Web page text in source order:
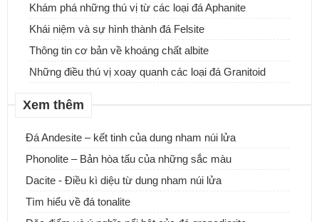
Khám phá những thú vị từ các loại đá Aphanite
Khái niệm và sự hình thành đá Felsite
Thông tin cơ bản về khoáng chất albite
Những điều thú vị xoay quanh các loại đá Granitoid
Xem thêm
Đá Andesite – kết tinh của dung nham núi lửa
Phonolite – Bản hòa tấu của những sắc màu
Dacite - Điều kì diệu từ dung nham núi lửa
Tìm hiểu về đá tonalite
ĐƠN VỊ CUNG CẤP & THI CÔNG ĐÁ ỐP CỘT ĐÁ TRỤ CỔNG